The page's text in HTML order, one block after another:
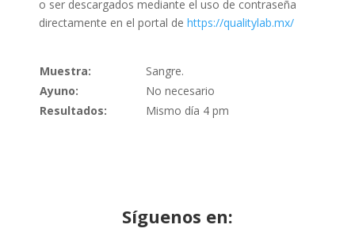
o ser descargados mediante el uso de contraseña
directamente en el portal de https://qualitylab.mx/
Muestra:
Sangre.
Ayuno:
No necesario
Resultados:
Mismo día 4 pm
Síguenos en: